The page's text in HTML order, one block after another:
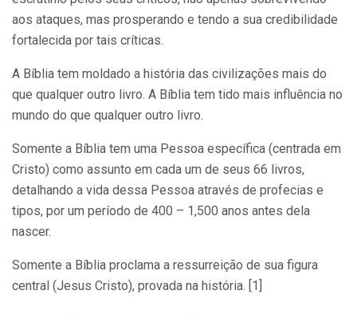
aos ataques, mas prosperando e tendo a sua credibilidade
fortalecida por tais críticas.
A Bíblia tem moldado a história das civilizações mais do
que qualquer outro livro. A Bíblia tem tido mais influência no
mundo do que qualquer outro livro.
Somente a Bíblia tem uma Pessoa específica (centrada em
Cristo) como assunto em cada um de seus 66 livros,
detalhando a vida dessa Pessoa através de profecias e
tipos, por um período de 400 – 1,500 anos antes dela
nascer.
Somente a Bíblia proclama a ressurreição de sua figura
central (Jesus Cristo), provada na história. [1]